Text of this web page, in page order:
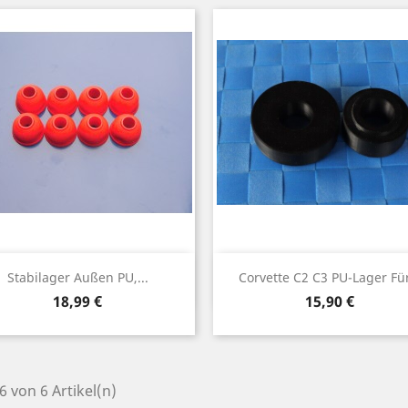
Stabilager Außen PU,...
Preis
18,99 €
Vorschau Corvette C2 C3 PU-Lager
Preis
15,90 €
Vorschau
von 6 Artikel(n)